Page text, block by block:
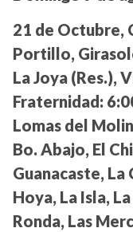
21 de Octubre,
Portillo,
La Joya (Res.),
Fraternidad:
Lomas del
Bo. Abajo, El
Guanacaste, La
Hoya, La Isla,
Ronda, Las